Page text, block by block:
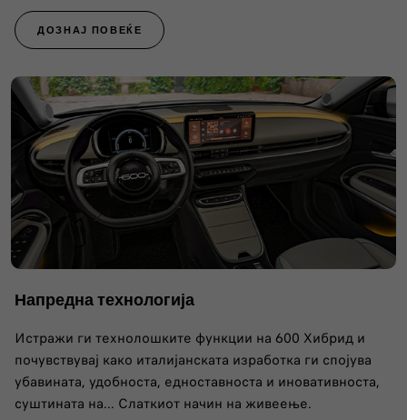
ДОЗНАЈ ПОВЕЌЕ
Напредна технологија
Истражи ги технолошките функции на 600 Хибрид и
почувствувај како италијанската изработка ги спојува
убавината, удобноста, едноставноста и иновативноста,
суштината на... Слаткиот начин на живеење.